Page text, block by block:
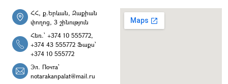
ՀՀ, ք.Երևան, Զաքիան
փողոց, 3 շինություն
Հեռ.՝ +374 10 555772,
+374 43 555772 Ֆաքս՝
+374 10 555772
Эл. Почта՝
notarakanpalat@mail.ru